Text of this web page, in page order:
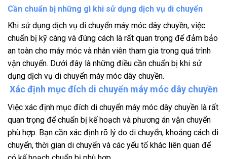
Cần chuẩn bị những gì khi sử dụng dịch vụ di chuyển
Khi sử dụng dịch vụ di chuyển máy móc dây chuyền, việc
chuẩn bị kỹ càng và đúng cách là rất quan trọng để đảm bảo
an toàn cho máy móc và nhân viên tham gia trong quá trình
vận chuyển. Dưới đây là những điều cần chuẩn bị khi sử
dụng dịch vụ di chuyển máy móc dây chuyền.
Xác định mục đích di chuyển máy móc dây chuyền
Việc xác định mục đích di chuyển máy móc dây chuyền là rất
quan trọng để chuẩn bị kế hoạch và phương án vận chuyển
phù hợp. Bạn cần xác định rõ lý do di chuyển, khoảng cách di
chuyển, thời gian di chuyển và các yếu tố khác liên quan để